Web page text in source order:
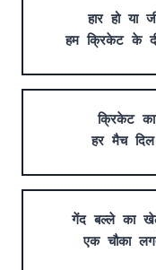
हार हो या
हम क्रिकेट के
क्रिकेट
हर मैच
गेंद बल्ले का
एक चौका